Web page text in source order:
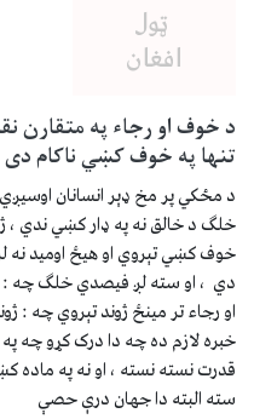
د خوف او رجاء په
تنها په خوف کښي ناکام دی
د مځکي پر مخ ډېر انسانان
خلګ د خالق نه په ډار کښي ندي ،
خوف کښي تېروي او هیځ اومید نه
دي ، او سته لږ فیصدي خلګ چه :
او رجاء تر مینځ ژوند تېروي چه
خبره لازم ده چه دا درک کړو چه
قدرت نسته نسته ، او نه په
سته البته دا جهان درې حصې